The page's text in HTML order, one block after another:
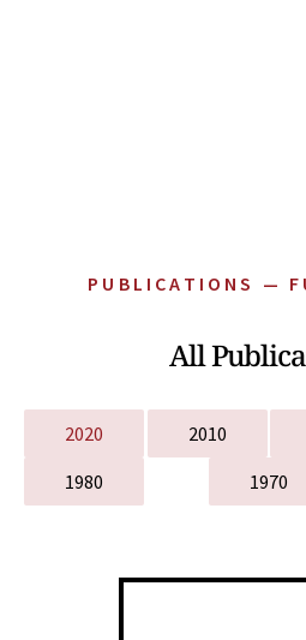
PUBLICATIONS —
All
2020 2010
1980
1970